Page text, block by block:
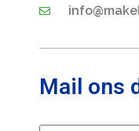
Mail ons